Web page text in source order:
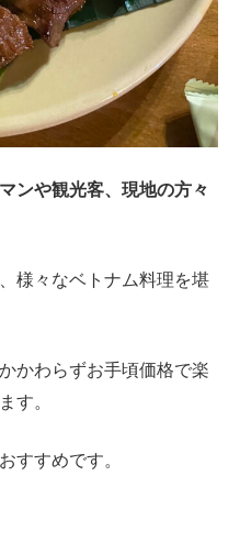
ンや観光客、現地の方々
様々なベトナム料理を堪
かわらずお手頃価格で楽
す。
すすめです。